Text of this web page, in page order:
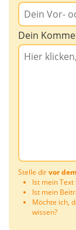
Dein
Stelle dirvor
Ist mein
Ist mein
Möchte ich,
wissen?